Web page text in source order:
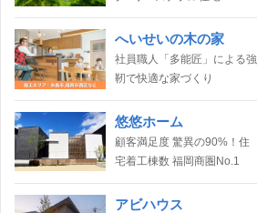
へいせいの木の家
社員職人「多能匠」による強
靭で快適な家づくり
悠悠ホーム
顧客満足度 驚異の90%！住
宅着工棟数 福岡商圏No.1
アビハウス